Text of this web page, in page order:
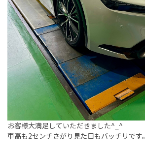
お客様大満足していただきました^_^
車高も2センチさがり見た目もバッチリです。